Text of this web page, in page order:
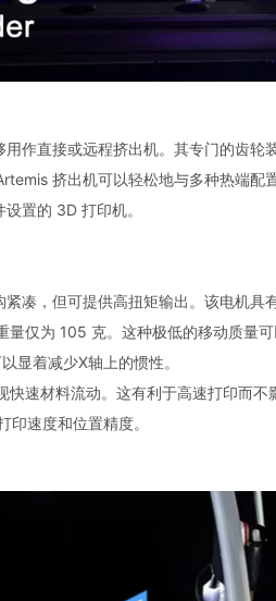
作直接或远程挤出机。其专门的齿
挤出机可以轻松地与多种热端配
置的 3D 打印机。
凑，但可提供高扭矩输出。该电机具
量仅为 105 克。这种极低的移动质量
显着减少X轴上的惯性。
快速材料流动。这有利于高速打印而
速度和位置精度。